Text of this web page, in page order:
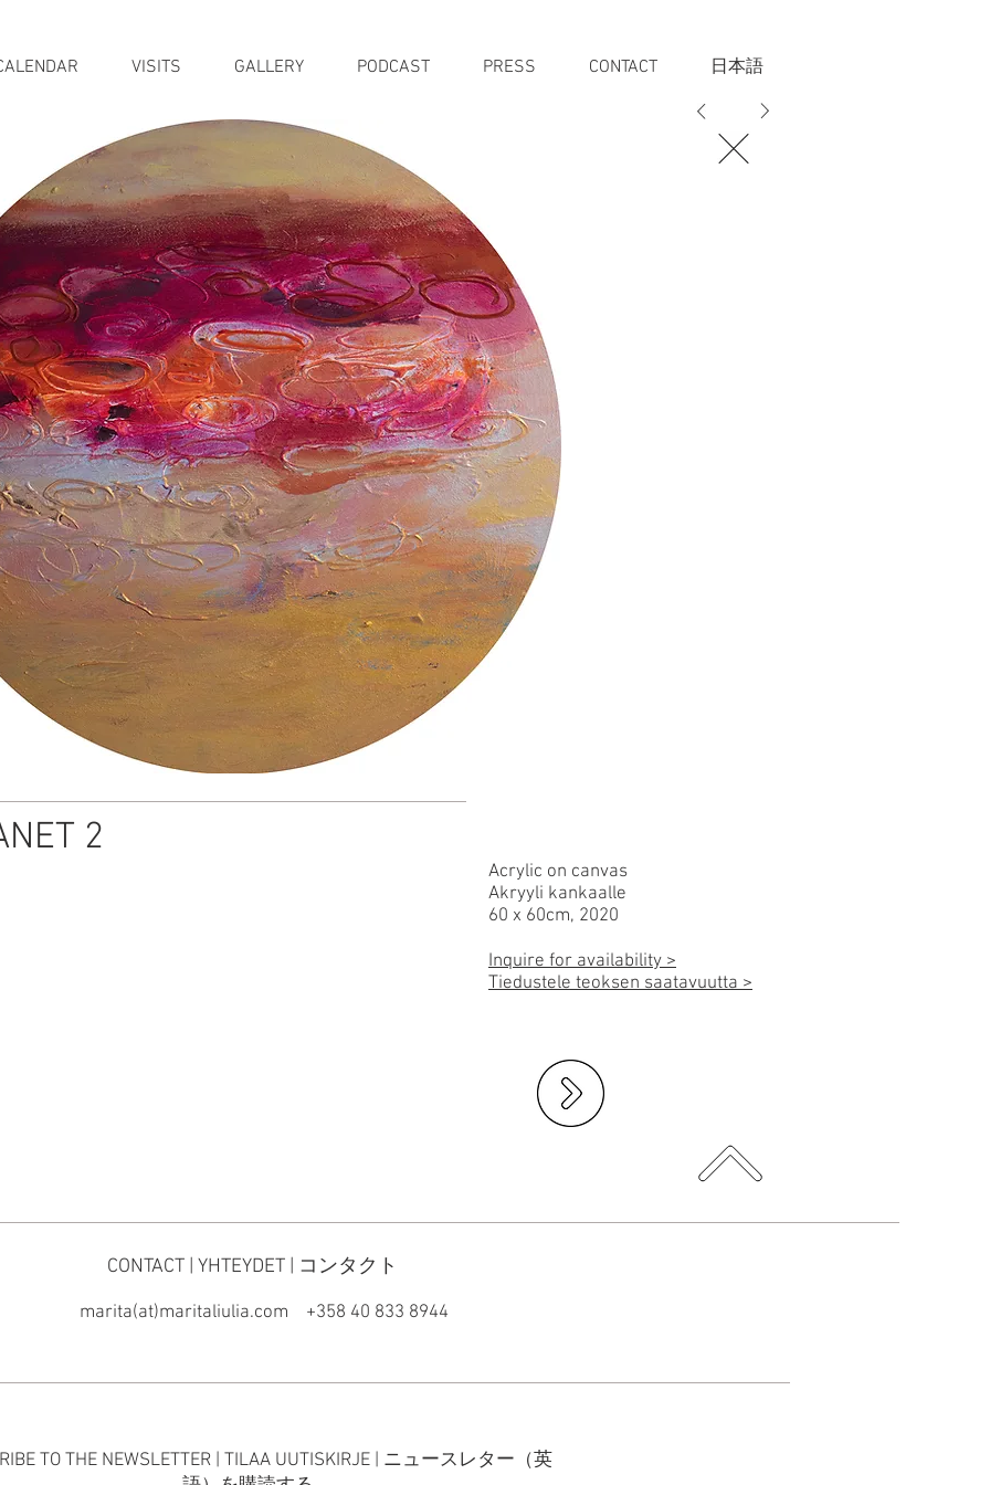
VISITS GALLERY PODCAST PRESS CONTACT 日本語
2
Acrylic on canvas
Akryyli kankaalle
60 x 60cm, 2020
Inquire for availability >
Tiedustele teoksen saatavuutta >
CONTACT | YHTEYDET | コンタクト
marita(at)maritaliulia.com +358 40 833 8944
TO THE NEWSLETTER | TILAA UUTISKIRJE | ニュースレター（英